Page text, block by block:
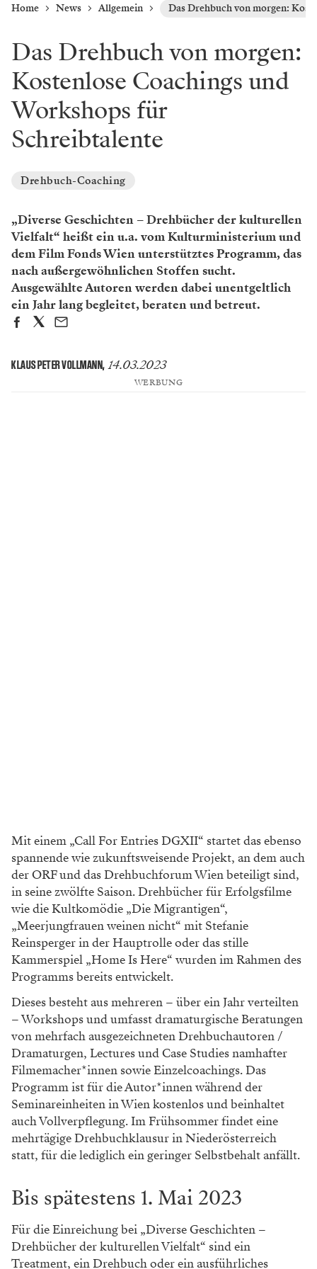
Home News Allgemein Das Drehbuch von morgen:
Das Drehbuch von morgen:
Kostenlose Coachings und
Workshops für
Schreibtalente
Drehbuch-Coaching
„Diverse Geschichten – Drehbücher der kulturellen
Vielfalt“ heißt ein u.a. vom Kulturministerium und
dem Film Fonds Wien unterstütztes Programm, das
nach außergewöhnlichen Stoffen sucht.
Ausgewählte Autoren werden dabei unentgeltlich
ein Jahr lang begleitet, beraten und betreut.
KLAUS PETER VOLLMANN, 14.03.2023
WERBUNG
Mit einem „Call For Entries DGXII“ startet das ebenso
spannende wie zukunftsweisende Projekt, an dem auch
der ORF und das Drehbuchforum Wien beteiligt sind,
in seine zwölfte Saison. Drehbücher für Erfolgsfilme
wie die Kultkomödie „Die Migrantigen“,
„Meerjungfrauen weinen nicht“ mit Stefanie
Reinsperger in der Hauptrolle oder das stille
Kammerspiel „Home Is Here“ wurden im Rahmen des
Programms bereits entwickelt.
Dieses besteht aus mehreren – über ein Jahr verteilten
– Workshops und umfasst dramaturgische Beratungen
von mehrfach ausgezeichneten Drehbuchautoren /
Dramaturgen, Lectures und Case Studies namhafter
Filmemacher*innen sowie Einzelcoachings. Das
Programm ist für die Autor*innen während der
Seminareinheiten in Wien kostenlos und beinhaltet
auch Vollverpflegung. Im Frühsommer findet eine
mehrtägige Drehbuchklausur in Niederösterreich
statt, für die lediglich ein geringer Selbstbehalt anfällt.
Bis spätestens 1. Mai 2023
Für die Einreichung bei „Diverse Geschichten –
Drehbücher der kulturellen Vielfalt“ sind ein
Treatment, ein Drehbuch oder ein ausführliches